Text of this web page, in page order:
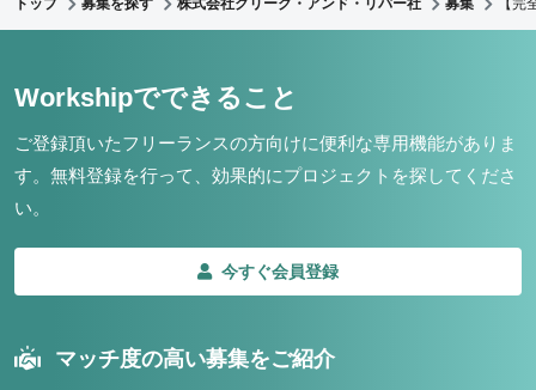
トップ 募集を探す 株式会社クリーク・アンド・リバー社 募集 【
Workshipでできること
ご登録頂いたフリーランスの方向けに便利な専用機能がありま
す。 無料登録を行って、効果的にプロジェクトを探してくださ
い。
今すぐ会員登録
マッチ度の高い募集をご紹介